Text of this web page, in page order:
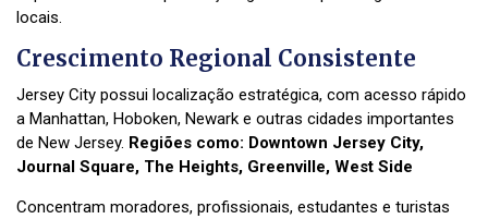
locais.
Crescimento Regional Consistente
Jersey City possui localização estratégica, com acesso rápido
a Manhattan, Hoboken, Newark e outras cidades importantes
de New Jersey. Regiões como: Downtown Jersey City,
Journal Square, The Heights, Greenville, West Side
Concentram moradores, profissionais, estudantes e turistas